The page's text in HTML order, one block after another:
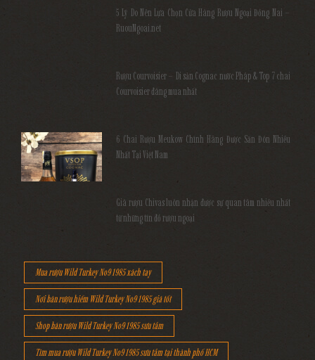
5 Lý Do Nên Lựa Chọn Cửa Hàng Rượu Ngoại Đồng Nai –
RuouNgoai.net
Rượu Courvoisier – Di sản Cognac nước Pháp & Top 7 chai
Courvoisier đáng mua nhất
6 Chai Rượu Meukow Chính Hãng Được Săn Đón Nhiều
Nhất Tại Việt Nam
Giá rượu Chivas luôn nhận được sự quan tâm nhiều nhất
từ những tín đồ rượu ngoại
Mua rượu Wild Turkey No9 1985 xách tay
Nơi bán rượu hiếm Wild Turkey No9 1985 giá tốt
Shop bán rượu Wild Turkey No9 1985 sưu tầm
Tìm mua rượu Wild Turkey No9 1985 sưu tầm tại thành phố HCM